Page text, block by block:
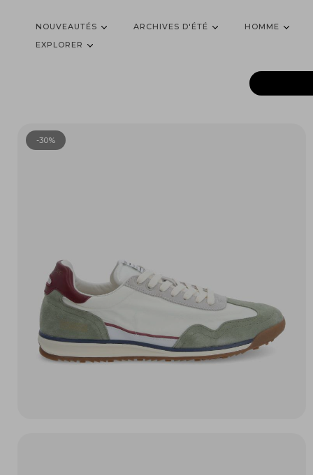
NOUVEAUTÉS ARCHIVES D'ÉTÉ
HOMME
EXPLORER
-30%